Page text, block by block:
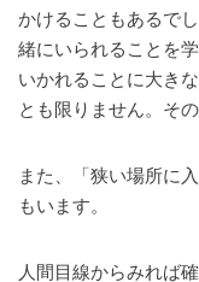
かけることもあるで
緒にいられることを
いかれることに大き
とも限りません。そ
また、「狭い場所に
もいます。
人間目線からみれば